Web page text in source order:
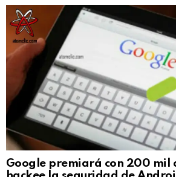
Google premiará con 200 mil